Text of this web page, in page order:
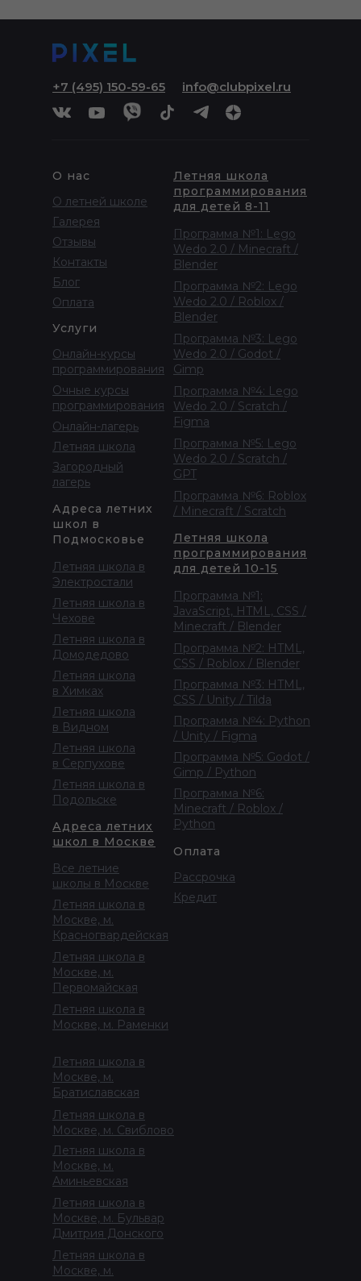
+7 (495) 150-59-65 info@clubpixel.ru
Программа №6: Roblox
/ Minecraft / Scratch
Программа №5: Lego
Wedo 2.0 / Scratch /
GPT
Программа №6:
Minecraft / Roblox /
Python
Программа №5: Godot /
Gimp / Python
Летняя школа
программирования
для детей 10-15
Летняя школа
программирования
для детей 8-11
Летняя школа
в Химках
Летняя школа
в Видном
Летняя школа
в Серпухове
Летняя школа в
Домодедово
Летняя школа в
Подольске
Летняя школа в
Чехове
Летняя школа в
Электростали
Адреса летних
школ в
Подмосковье
Летняя школа в
Москве, м.
Красногвардейская
Летняя школа в
Москве, м. Раменки
Летняя школа в
Москве, м. Бульвар
Дмитрия Донского
Летняя школа в
Москве, м.
Братиславская
Летняя школа в
Москве, м. Свиблово
Летняя школа в
Москве, м.
Аминьевская
Летняя школа в
Москве, м.
Адреса летних
школ в Москве
Очные курсы
программирования
Онлайн-курсы
программирования
Загородный
лагерь
Летняя школа
Онлайн-лагерь
Услуги
Кредит
Рассрочка
Оплата
Программа №3: HTML,
CSS / Unity / Tilda
Программа №4: Lego
Wedo 2.0 / Scratch /
Figma
Программа №2: Lego
Wedo 2.0 / Roblox /
Blender
Программа №4: Python
/ Unity / Figma
Программа №2: HTML,
CSS / Roblox / Blender
Программа №1:
JavaScript, HTML, CSS /
Minecraft / Blender
Программа №3: Lego
Wedo 2.0 / Godot /
Gimp
Программа №1: Lego
Wedo 2.0 / Minecraft /
Blender
Блог
Оплата
Контакты
Отзывы
Галерея
О летней школе
О нас
Летняя школа в
Москве, м.
Первомайская
Все летние
школы в Москве